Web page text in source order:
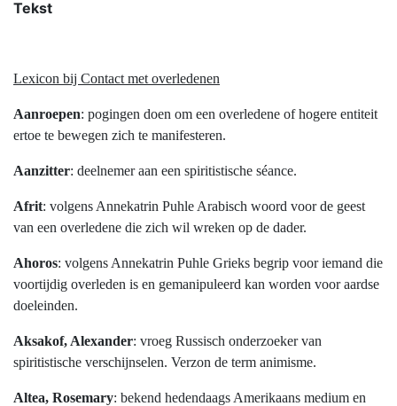
Tekst
Lexicon bij Contact met overledenen
Aanroepen: pogingen doen om een overledene of hogere entiteit
ertoe te bewegen zich te manifesteren.
Aanzitter: deelnemer aan een spiritistische séance.
Afrit: volgens Annekatrin Puhle Arabisch woord voor de geest
van een overledene die zich wil wreken op de dader.
Ahoros: volgens Annekatrin Puhle Grieks begrip voor iemand die
voortijdig overleden is en gemanipuleerd kan worden voor aardse
doeleinden.
Aksakof, Alexander: vroeg Russisch onderzoeker van
spiritistische verschijnselen. Verzon de term animisme.
Altea, Rosemary: bekend hedendaags Amerikaans medium en